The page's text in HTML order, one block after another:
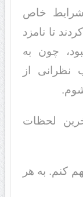
شرایط خاص
تا نامزد‌‌
چون به
از
لحظات
کنم. به هر